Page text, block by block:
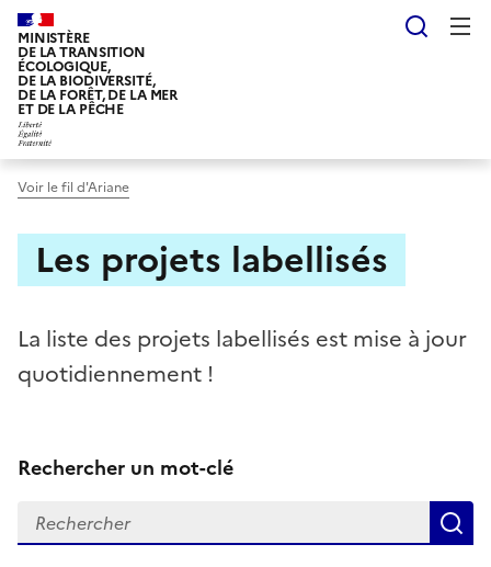
Aller
au
contenu
principal
MINISTÈRE
DE LA TRANSITION
ÉCOLOGIQUE,
DE LA BIODIVERSITÉ,
DE LA FORÊT, DE LA MER
ET DE LA PÊCHE
Voir le fil d'Ariane
Les projets labellisés
La liste des projets labellisés est mise à jour
quotidiennement !
Rechercher un mot-clé
Recherche un mot-clé